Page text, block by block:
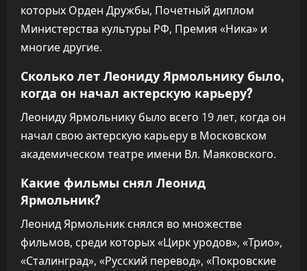
которых Орден Дружбы, Почетный диплом
Министерства культуры РФ, Премия «Ника» и
многие другие.
Сколько лет Леониду Ярмольнику было,
когда он начал актерскую карьеру?
Леониду Ярмольнику было всего 19 лет, когда он
начал свою актерскую карьеру в Московском
академическом театре имени Вл. Маяковского.
Какие фильмы снял Леонид
Ярмольник?
Леонид Ярмольник снялся во множестве
фильмов, среди которых «Цирк уродов», «Трио»,
«Сталинград», «Русский перевод», «Покровские